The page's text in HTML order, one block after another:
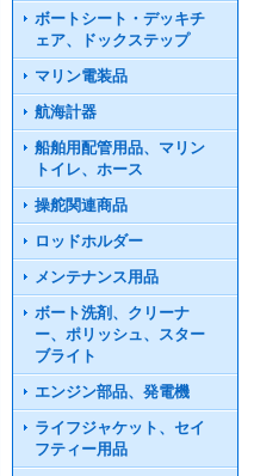
ボートシート・デッキチ
ェア、ドックステップ
マリン電装品
航海計器
船舶用配管用品、マリン
トイレ、ホース
操舵関連商品
ロッドホルダー
メンテナンス用品
ボート洗剤、クリーナ
ー、ポリッシュ、スター
ブライト
エンジン部品、発電機
ライフジャケット、セイ
フティー用品